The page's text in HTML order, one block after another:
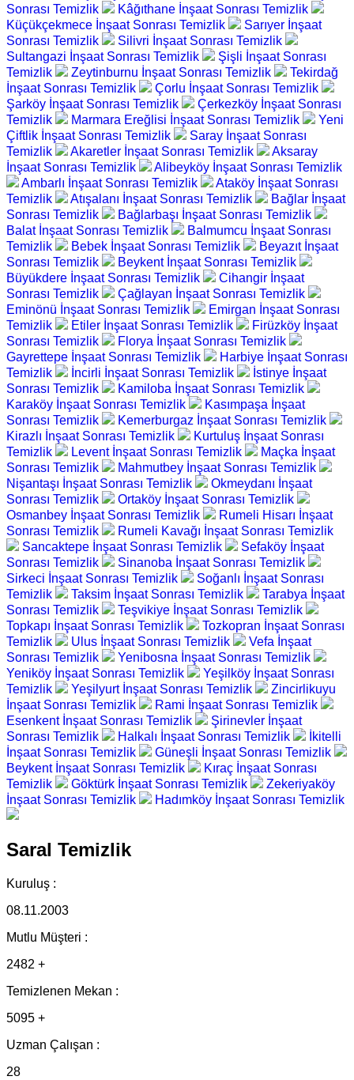
Sonrası Temizlik
Kâğıthane İnşaat Sonrası Temizlik
Küçükçekmece İnşaat Sonrası Temizlik
Sarıyer İnşaat
Sonrası Temizlik
Silivri İnşaat Sonrası Temizlik
Sultangazi İnşaat Sonrası Temizlik
Şişli İnşaat Sonrası
Temizlik
Zeytinburnu İnşaat Sonrası Temizlik
Tekirdağ
İnşaat Sonrası Temizlik
Çorlu İnşaat Sonrası Temizlik
Şarköy İnşaat Sonrası Temizlik
Çerkezköy İnşaat Sonrası
Temizlik
Marmara Ereğlisi İnşaat Sonrası Temizlik
Yeni
Çiftlik İnşaat Sonrası Temizlik
Saray İnşaat Sonrası
Temizlik
Akaretler İnşaat Sonrası Temizlik
Aksaray
İnşaat Sonrası Temizlik
Alibeyköy İnşaat Sonrası Temizlik
Ambarlı İnşaat Sonrası Temizlik
Ataköy İnşaat Sonrası
Temizlik
Atışalanı İnşaat Sonrası Temizlik
Bağlar İnşaat
Sonrası Temizlik
Bağlarbaşı İnşaat Sonrası Temizlik
Balat İnşaat Sonrası Temizlik
Balmumcu İnşaat Sonrası
Temizlik
Bebek İnşaat Sonrası Temizlik
Beyazıt İnşaat
Sonrası Temizlik
Beykent İnşaat Sonrası Temizlik
Büyükdere İnşaat Sonrası Temizlik
Cihangir İnşaat
Sonrası Temizlik
Çağlayan İnşaat Sonrası Temizlik
Eminönü İnşaat Sonrası Temizlik
Emirgan İnşaat Sonrası
Temizlik
Etiler İnşaat Sonrası Temizlik
Firüzköy İnşaat
Sonrası Temizlik
Florya İnşaat Sonrası Temizlik
Gayrettepe İnşaat Sonrası Temizlik
Harbiye İnşaat Sonrası
Temizlik
İncirli İnşaat Sonrası Temizlik
İstinye İnşaat
Sonrası Temizlik
Kamiloba İnşaat Sonrası Temizlik
Karaköy İnşaat Sonrası Temizlik
Kasımpaşa İnşaat
Sonrası Temizlik
Kemerburgaz İnşaat Sonrası Temizlik
Kirazlı İnşaat Sonrası Temizlik
Kurtuluş İnşaat Sonrası
Temizlik
Levent İnşaat Sonrası Temizlik
Maçka İnşaat
Sonrası Temizlik
Mahmutbey İnşaat Sonrası Temizlik
Nişantaşı İnşaat Sonrası Temizlik
Okmeydanı İnşaat
Sonrası Temizlik
Ortaköy İnşaat Sonrası Temizlik
Osmanbey İnşaat Sonrası Temizlik
Rumeli Hisarı İnşaat
Sonrası Temizlik
Rumeli Kavağı İnşaat Sonrası Temizlik
Sancaktepe İnşaat Sonrası Temizlik
Sefaköy İnşaat
Sonrası Temizlik
Sinanoba İnşaat Sonrası Temizlik
Sirkeci İnşaat Sonrası Temizlik
Soğanlı İnşaat Sonrası
Temizlik
Taksim İnşaat Sonrası Temizlik
Tarabya İnşaat
Sonrası Temizlik
Teşvikiye İnşaat Sonrası Temizlik
Topkapı İnşaat Sonrası Temizlik
Tozkopran İnşaat Sonrası
Temizlik
Ulus İnşaat Sonrası Temizlik
Vefa İnşaat
Sonrası Temizlik
Yenibosna İnşaat Sonrası Temizlik
Yeniköy İnşaat Sonrası Temizlik
Yeşilköy İnşaat Sonrası
Temizlik
Yeşilyurt İnşaat Sonrası Temizlik
Zincirlikuyu
İnşaat Sonrası Temizlik
Rami İnşaat Sonrası Temizlik
Esenkent İnşaat Sonrası Temizlik
Şirinevler İnşaat
Sonrası Temizlik
Halkalı İnşaat Sonrası Temizlik
İkitelli
İnşaat Sonrası Temizlik
Güneşli İnşaat Sonrası Temizlik
Beykent İnşaat Sonrası Temizlik
Kıraç İnşaat Sonrası
Temizlik
Göktürk İnşaat Sonrası Temizlik
Zekeriyaköy
İnşaat Sonrası Temizlik
Hadımköy İnşaat Sonrası Temizlik
Saral Temizlik
Kuruluş :
08.11.2003
Mutlu Müşteri :
2482 +
Temizlenen Mekan :
5095 +
Uzman Çalışan :
28